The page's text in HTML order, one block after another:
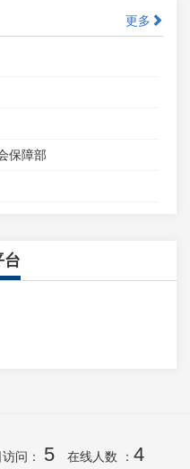
更多
保障部
台
问： 5 在线人数 ： 4